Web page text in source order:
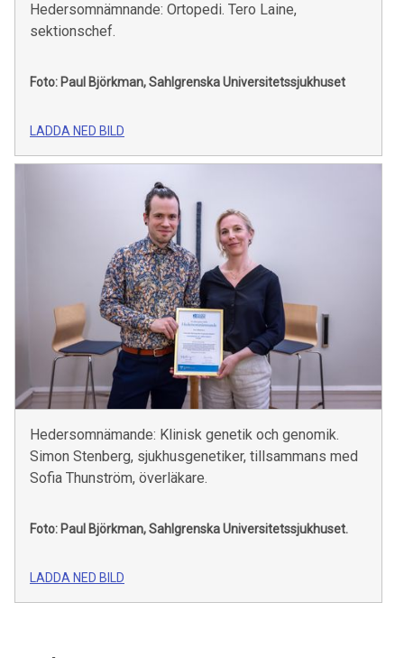
Hedersomnämnande: Ortopedi. Tero Laine,
sektionschef.
Foto: Paul Björkman, Sahlgrenska Universitetssjukhuset
LADDA NED BILD
Hedersomnämande: Klinisk genetik och genomik.
Simon Stenberg, sjukhusgenetiker, tillsammans med
Sofia Thunström, överläkare.
Foto: Paul Björkman, Sahlgrenska Universitetssjukhuset.
LADDA NED BILD